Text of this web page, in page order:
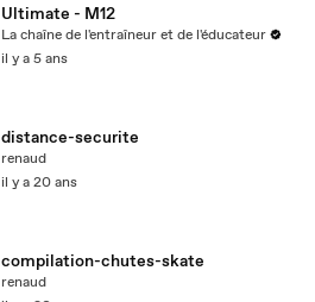
Ultimate - M12
La chaîne de l'entraîneur et de l'éducateur
il y a 5 ans
distance-securite
renaud
il y a 20 ans
compilation-chutes-skate
renaud